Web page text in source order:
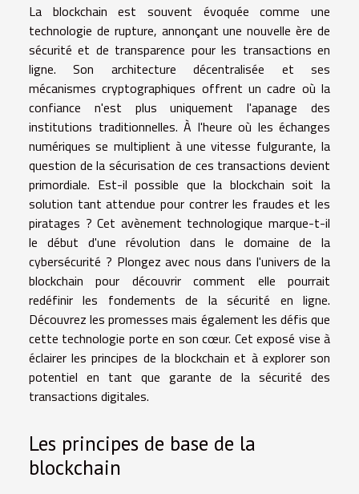
La blockchain est souvent évoquée comme une
technologie de rupture, annonçant une nouvelle ère de
sécurité et de transparence pour les transactions en
ligne. Son architecture décentralisée et ses
mécanismes cryptographiques offrent un cadre où la
confiance n'est plus uniquement l'apanage des
institutions traditionnelles. À l'heure où les échanges
numériques se multiplient à une vitesse fulgurante, la
question de la sécurisation de ces transactions devient
primordiale. Est-il possible que la blockchain soit la
solution tant attendue pour contrer les fraudes et les
piratages ? Cet avènement technologique marque-t-il
le début d'une révolution dans le domaine de la
cybersécurité ? Plongez avec nous dans l'univers de la
blockchain pour découvrir comment elle pourrait
redéfinir les fondements de la sécurité en ligne.
Découvrez les promesses mais également les défis que
cette technologie porte en son cœur. Cet exposé vise à
éclairer les principes de la blockchain et à explorer son
potentiel en tant que garante de la sécurité des
transactions digitales.
Les principes de base de la
blockchain